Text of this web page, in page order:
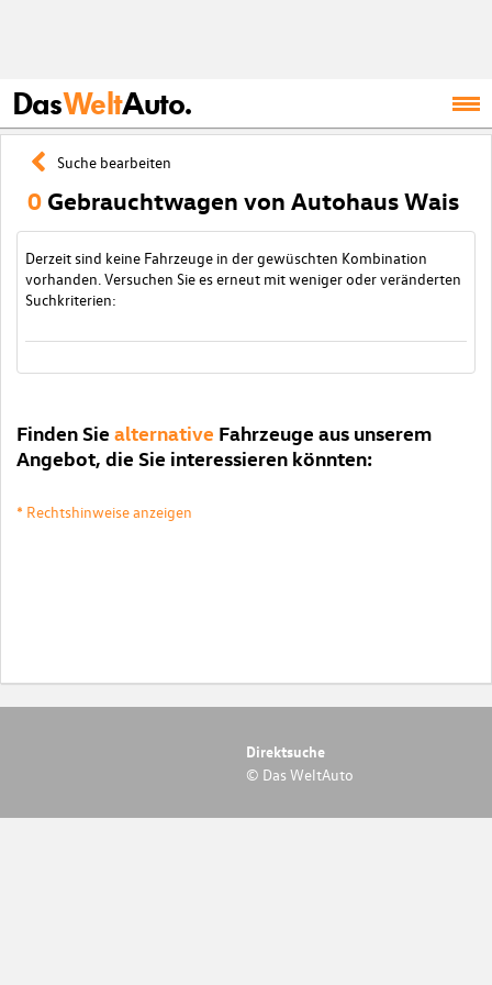
DasWeltAuto.
Suche bearbeiten
0 Gebrauchtwagen von Autohaus Wais
Derzeit sind keine Fahrzeuge in der gewüschten Kombination
vorhanden. Versuchen Sie es erneut mit weniger oder veränderten
Suchkriterien:
Finden Sie alternative Fahrzeuge aus unserem
Angebot, die Sie interessieren könnten:
* Rechtshinweise anzeigen
Direktsuche
© Das WeltAuto